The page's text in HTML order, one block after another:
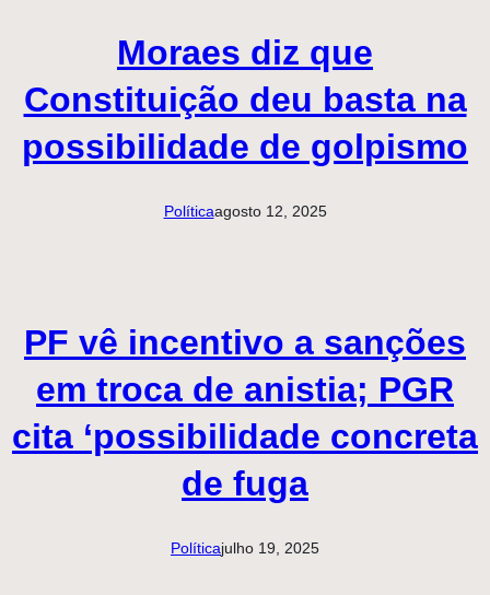
Moraes diz que
Constituição deu basta na
possibilidade de golpismo
Políticaagosto 12, 2025
PF vê incentivo a sanções
em troca de anistia; PGR
cita ‘possibilidade concreta
de fuga
Políticajulho 19, 2025